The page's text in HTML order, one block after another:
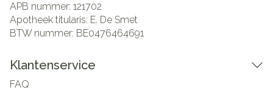
APB nummer: 121702
Apotheek titularis: E. De Smet
BTW nummer: BE0476464691
Klantenservice
FAQ